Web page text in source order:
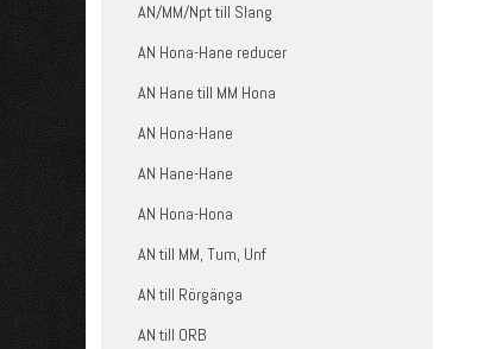
AN/MM/Npt till Slang
AN Hona-Hane reducer
AN Hane till MM Hona
AN Hona-Hane
AN Hane-Hane
AN Hona-Hona
AN till MM, Tum, Unf
AN till Rörgänga
AN till ORB